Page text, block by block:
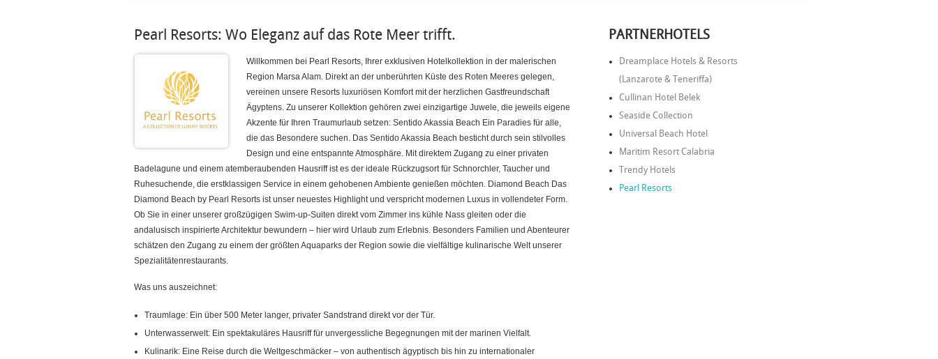
Pearl Resorts: Wo Eleganz auf das Rote Meer trifft.
Willkommen bei Pearl Resorts, Ihrer exklusiven Hotelkollektion in der malerischen
Region Marsa Alam. Direkt an der unberührten Küste des Roten Meeres gelegen,
vereinen unsere Resorts luxuriösen Komfort mit der herzlichen Gastfreundschaft
Ägyptens. Zu unserer Kollektion gehören zwei einzigartige Juwele, die jeweils eigene
Akzente für Ihren Traumurlaub setzen: Sentido Akassia Beach Ein Paradies für alle,
die das Besondere suchen. Das Sentido Akassia Beach besticht durch sein stilvolles
Design und eine entspannte Atmosphäre. Mit direktem Zugang zu einer privaten
Badelagune und einem atemberaubenden Hausriff ist es der ideale Rückzugsort für Schnorchler, Taucher und
Ruhesuchende, die erstklassigen Service in einem gehobenen Ambiente genießen möchten. Diamond Beach Das
Diamond Beach by Pearl Resorts ist unser neuestes Highlight und verspricht modernen Luxus in vollendeter Form.
Ob Sie in einer unserer großzügigen Swim-up-Suiten direkt vom Zimmer ins kühle Nass gleiten oder die
andalusisch inspirierte Architektur bewundern – hier wird Urlaub zum Erlebnis. Besonders Familien und Abenteurer
schätzen den Zugang zu einem der größten Aquaparks der Region sowie die vielfältige kulinarische Welt unserer
Spezialitätenrestaurants.
Was uns auszeichnet:
Traumlage: Ein über 500 Meter langer, privater Sandstrand direkt vor der Tür.
Unterwasserwelt: Ein spektakuläres Hausriff für unvergessliche Begegnungen mit der marinen Vielfalt.
Kulinarik: Eine Reise durch die Weltgeschmäcker – von authentisch ägyptisch bis hin zu internationaler
PARTNERHOTELS
Dreamplace Hotels & Resorts
(Lanzarote & Teneriffa)
Cullinan Hotel Belek
Seaside Collection
Universal Beach Hotel
Maritim Resort Calabria
Trendy Hotels
Pearl Resorts